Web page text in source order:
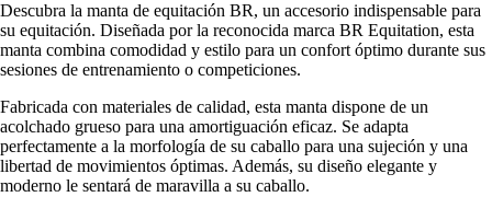
Descubra la manta de equitación BR, un accesorio indispensable para
su equitación. Diseñada por la reconocida marca BR Equitation, esta
manta combina comodidad y estilo para un confort óptimo durante sus
sesiones de entrenamiento o competiciones.
Fabricada con materiales de calidad, esta manta dispone de un
acolchado grueso para una amortiguación eficaz. Se adapta
perfectamente a la morfología de su caballo para una sujeción y una
libertad de movimientos óptimas. Además, su diseño elegante y
moderno le sentará de maravilla a su caballo.